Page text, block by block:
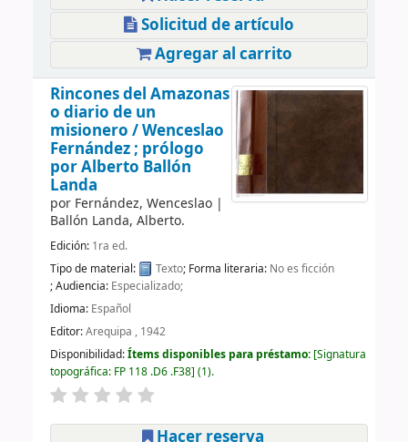
Solicitud de artículo
Agregar al carrito
Rincones del Amazonas
o diario de un
misionero /Wenceslao
Fernández ; prólogo
por Alberto Ballón
Landa
por Fernández, Wenceslao|
Ballón Landa, Alberto.
Edición: 1ra ed.
Tipo de material:
Texto; Forma literaria: No es ficción
; Audiencia: Especializado;
Idioma: Español
Editor:Arequipa , 1942
Disponibilidad:Ítems disponibles para préstamo: Signatura
topográfica: FP 118 .D6 .F38 (1).
Hacer reserva